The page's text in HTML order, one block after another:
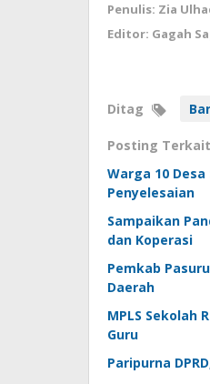
Penulis: Zia
Editor: Gagah
Ditag
Posting Terkait
Warga 10
Penyelesaian
Sampaikan
dan Koperasi
Pemkab
Daerah
MPLS Sekolah
Guru
Paripurna